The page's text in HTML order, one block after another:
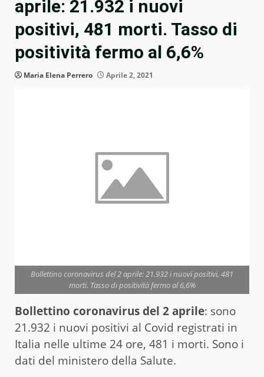
aprile: 21.932 i nuovi
positivi, 481 morti. Tasso di
positività fermo al 6,6%
Maria Elena Perrero Aprile 2, 2021
Bollettino coronavirus del 2 aprile: 21.932 i nuovi positivi, 481
morti. Tasso di positività fermo al 6,6%
Bollettino coronavirus del 2 aprile: sono
21.932 i nuovi positivi al Covid registrati in
Italia nelle ultime 24 ore, 481 i morti. Sono i
dati del ministero della Salute.